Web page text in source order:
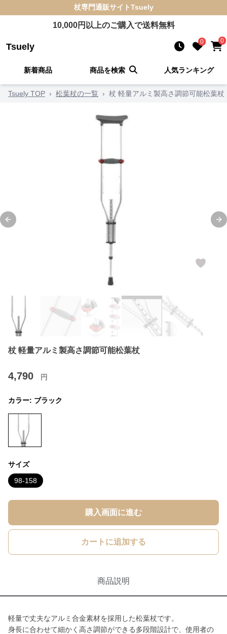
杖専門通販サイトTsuely
10,000円以上のご購入で送料無料
Tsuely 0 0
新着商品 商品を検索 人気ランキング
Tsuely TOP › 松葉杖の一覧 › 杖 軽量アルミ製高さ調節可能松葉杖
Previous slide
杖 軽量アルミ製高さ調節可能松葉杖
4,790 円
カラー: ブラック
サイズ
98-158
購入画面に進む
カートに追加する
商品説明
軽量で丈夫なアルミ合金素材を採用した松葉杖です。
身長に合わせて細かく高さ調節ができる多段階設計で、使用者の